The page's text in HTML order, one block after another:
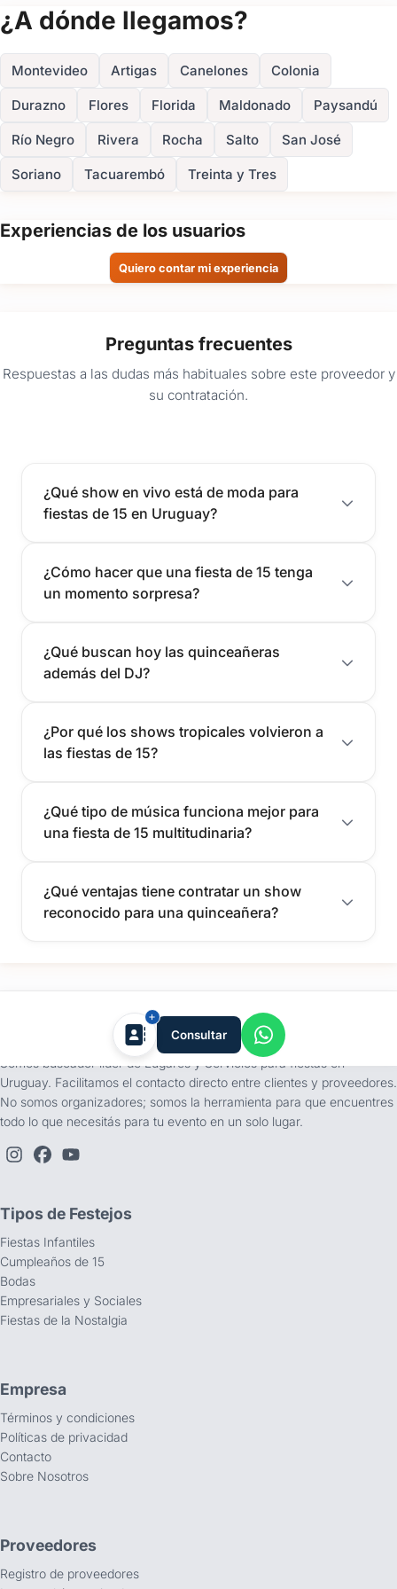
FOTOS
¿A dónde llegamos?
Montevideo Artigas Canelones Colonia
Durazno Flores Florida Maldonado Paysandú
Río Negro Rivera Rocha Salto San José
Soriano Tacuarembó Treinta y Tres
Experiencias de los usuarios
Quiero contar mi experiencia
Preguntas frecuentes
Respuestas a las dudas más habituales sobre este proveedor y
su contratación.
¿Qué show en vivo está de moda para
fiestas de 15 en Uruguay?
¿Cómo hacer que una fiesta de 15 tenga
un momento sorpresa?
¿Qué buscan hoy las quinceañeras
además del DJ?
¿Por qué los shows tropicales volvieron a
las fiestas de 15?
¿Qué tipo de música funciona mejor para
una fiesta de 15 multitudinaria?
¿Qué ventajas tiene contratar un show
reconocido para una quinceañera?
Consultar
tufiesta.com.uy
Somos buscador líder de Lugares y Servicios para fiestas en
Uruguay. Facilitamos el contacto directo entre clientes y proveedores.
No somos organizadores; somos la herramienta para que encuentres
todo lo que necesitás para tu evento en un solo lugar.
Tipos de Festejos
Fiestas Infantiles
Cumpleaños de 15
Bodas
Empresariales y Sociales
Fiestas de la Nostalgia
Empresa
Términos y condiciones
Políticas de privacidad
Contacto
Sobre Nosotros
Proveedores
Registro de proveedores